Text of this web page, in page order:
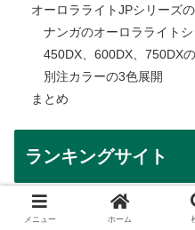
オーロラライトJPシリーズ
ナンガのオーロラライト
450DX、600DX、750DX
別注カラーの3色展開
まとめ
ランキングサイト
バナークリックで応援お願
メニュー ホーム